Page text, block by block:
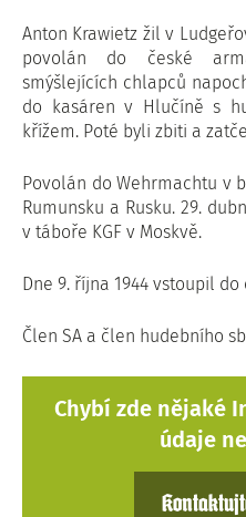
Anton Krawietz žil v
povolán do české
smýšlejících chlapců
do kasáren v Hlučíně s
křížem. Poté byli zbiti a
Povolán do Wehrmachtu v
Rumunsku a Rusku. 29.
v táboře KGF v Moskvě.
Dne 9. října 1944 vstoupil
Člen SA a člen hudebního
Chybí zde nějaké
údaje